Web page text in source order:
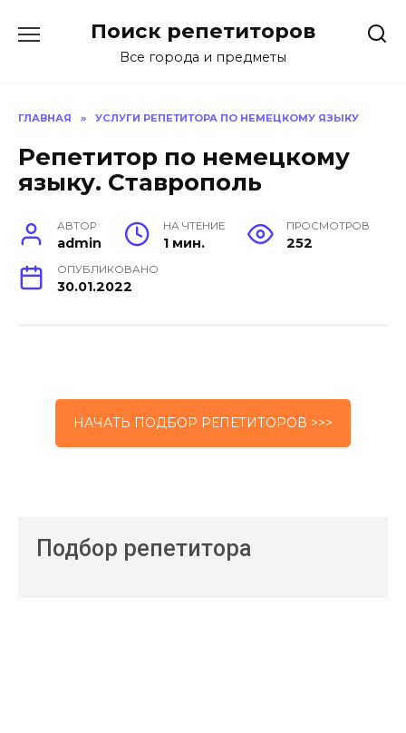
Поиск репетиторов
Все города и предметы
ГЛАВНАЯ » УСЛУГИ РЕПЕТИТОРА ПО НЕМЕЦКОМУ ЯЗЫКУ
Репетитор по немецкому
языку. Ставрополь
АВТОР
admin
НА ЧТЕНИЕ
1 мин.
ПРОСМОТРОВ
252
ОПУБЛИКОВАНО
30.01.2022
НАЧАТЬ ПОДБОР РЕПЕТИТОРОВ >>>
Подбор репетитора